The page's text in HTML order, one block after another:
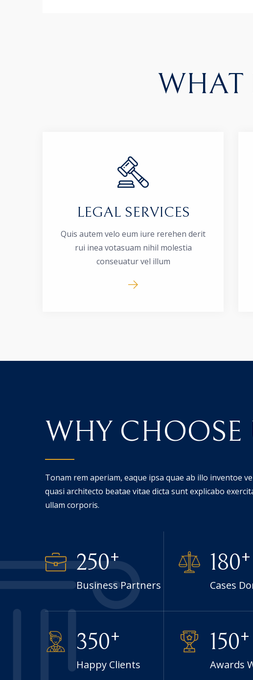
WHAT
LEGAL SERVICES
Quis autem velo eum iure rerehen derit
rui inea votasuam nihil molestia
conseuatur vel illum
WHY CHOOSE
Tonam rem aperiam, eaque ipsa quae ab illo inventoe
quasi architecto beatae vitae dicta sunt explicabo
ullam corporis.
250+
Business Partners
180+
Cases
350+
Happy Clients
150+
Awards